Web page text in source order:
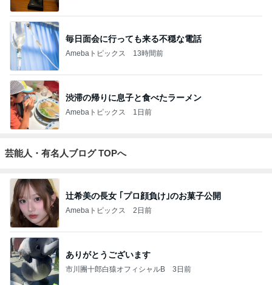
毎日面会に行っても来る不穏な電話
Amebaトピックス 13時間前
渋滞の帰りに息子と食べたラーメン
Amebaトピックス 1日前
芸能人・有名人ブログ TOPへ
辻希美の長女 ｢プロ顔負け｣のお菓子公開
Amebaトピックス 2日前
ありがとうございます
市川團十郎白猿オフィシャルB 3日前